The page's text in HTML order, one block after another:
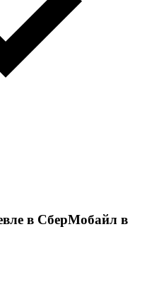
в СберМобайл в